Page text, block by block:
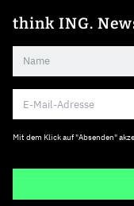
think ING.
Mit dem Klick auf "Absenden"